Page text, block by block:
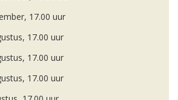
17.00 uur
17.00 uur
17.00 uur
17.00 uur